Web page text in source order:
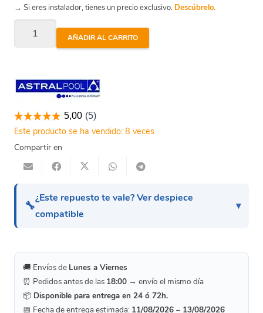
→ Si eres instalador, tienes un precio exclusivo. Descúbrelo.
Cantabric
/
-
Junta
Torica
Filtro
Astral
AÑADIR AL CARRITO
Este producto se ha vendido: 8 veces
Compartir en
🔧
¿Este repuesto te vale? Ver despiece
compatible
🚚 Envíos de Lunes a Viernes
⏰ Pedidos antes de las 18:00 → envío el mismo día
📦 Disponible para entrega en 24 ó 72h.
📅 Fecha de entrega estimada: 11/08/2026 – 13/08/2026